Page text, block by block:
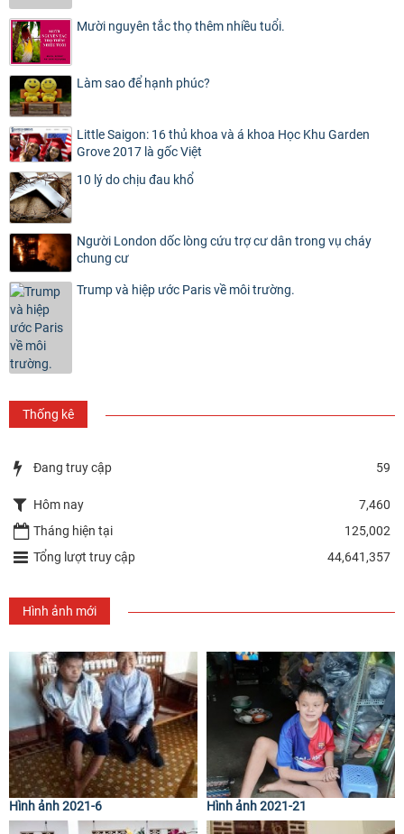
Mười nguyên tắc thọ thêm nhiều tuổi.
Làm sao để hạnh phúc?
Little Saigon: 16 thủ khoa và á khoa Học Khu Garden
Grove 2017 là gốc Việt
10 lý do chịu đau khổ
Người London dốc lòng cứu trợ cư dân trong vụ cháy
chung cư
Trump và hiệp ước Paris về môi trường.
Thống kê
Đang truy cập 59
Hôm nay
7,460
Tháng hiện tại
125,002
Tổng lượt truy cập
44,641,357
Hình ảnh mới
Hình ảnh 2021-6 Hình ảnh 2021-21